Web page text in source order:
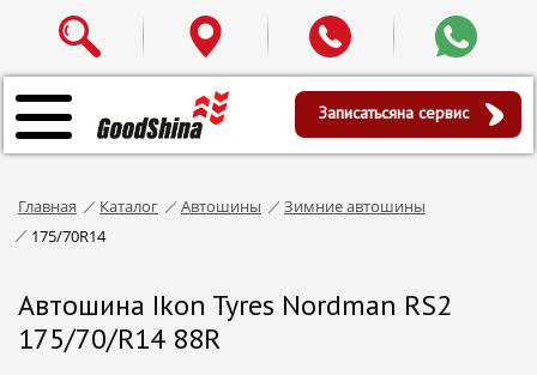
Записатьсяна сервис
Главная Каталог Автошины
Зимние автошины
175/70R14
Автошина Ikon Tyres Nordman RS2
175/70/R14 88R